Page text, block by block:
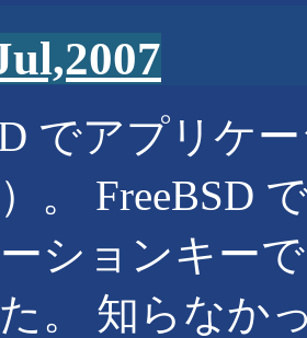
でアプリケ
。 FreeBSD
ションキー
。 知らなか